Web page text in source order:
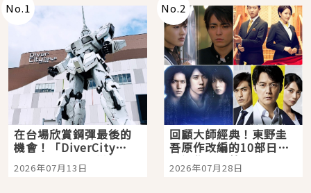
No.1
在台場欣賞鋼彈最後的
機會！「DiverCity
Tokyo Plaza」搭船、
購物、美食及夜景，一
2026年07月13日
No.2
回顧大師經典！東野圭
吾原作改編的10部日本
影視作品推薦
2026年07月28日